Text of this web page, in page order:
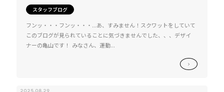
スタッフブログ
フンッ・・・フンッ・・・...あ、すみません！スクワットをしていて
このブログが見られていることに気づきませんでした、、、デザイ
ナーの亀山です！ みなさん、運動...
2025.08.29